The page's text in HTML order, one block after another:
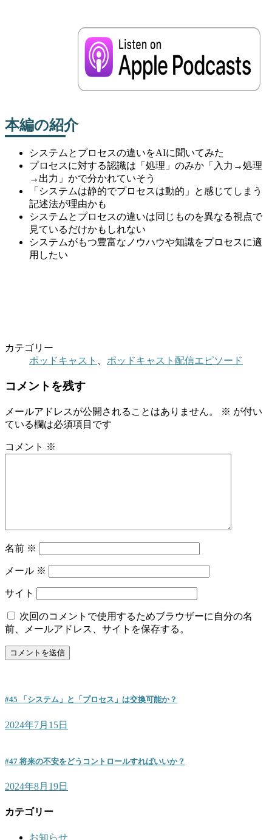
本編の紹介
システムとプロセスの違いをAIに聞いてみた
プロセスに対する認識は「処理」のみか「入力→処理
→出力」かで分かれていそう
「システムは静的でプロセスは動的」と感じてしまう
記述法が理由かも
システムとプロセスの違いは同じものを異なる視点で
見ているだけかもしれない
システムがもつ豊富なノウハウや知識をプロセスに適
用したい
カテゴリー
ポッドキャスト
ポッドキャスト配信エピソード
コメントを残す
メールアドレスが公開されることはありません。 ※ が付い
ている欄は必須項目です
コメント ※
名前 ※
メール ※
サイト
次回のコメントで使用するためブラウザーに自分の名
前、メールアドレス、サイトを保存する。
#45 「システム」と「プロセス」は交換可能か？
2024年7月15日
#47 将来の不安をどうコントロールすればいいか？
2024年8月19日
カテゴリー
お知らせ